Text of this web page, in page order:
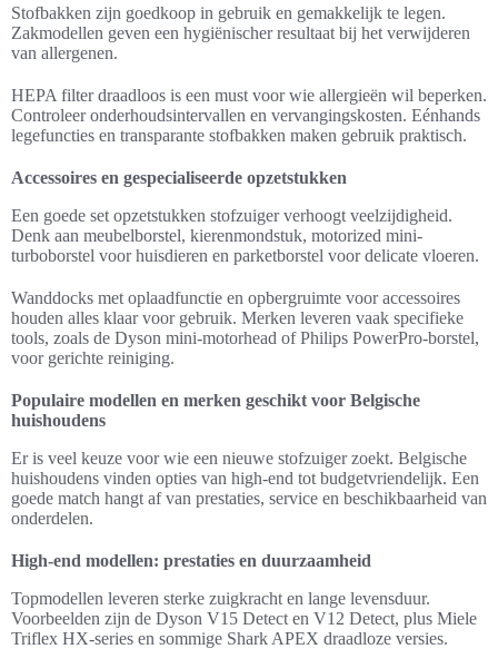
Stofbakken zijn goedkoop in gebruik en gemakkelijk te legen.
Zakmodellen geven een hygiënischer resultaat bij het verwijderen
van allergenen.
HEPA filter draadloos is een must voor wie allergieën wil beperken.
Controleer onderhoudsintervallen en vervangingskosten. Eénhands
legefuncties en transparante stofbakken maken gebruik praktisch.
Accessoires en gespecialiseerde opzetstukken
Een goede set opzetstukken stofzuiger verhoogt veelzijdigheid.
Denk aan meubelborstel, kierenmondstuk, motorized mini-
turboborstel voor huisdieren en parketborstel voor delicate vloeren.
Wanddocks met oplaadfunctie en opbergruimte voor accessoires
houden alles klaar voor gebruik. Merken leveren vaak specifieke
tools, zoals de Dyson mini-motorhead of Philips PowerPro-borstel,
voor gerichte reiniging.
Populaire modellen en merken geschikt voor Belgische
huishoudens
Er is veel keuze voor wie een nieuwe stofzuiger zoekt. Belgische
huishoudens vinden opties van high-end tot budgetvriendelijk. Een
goede match hangt af van prestaties, service en beschikbaarheid van
onderdelen.
High-end modellen: prestaties en duurzaamheid
Topmodellen leveren sterke zuigkracht en lange levensduur.
Voorbeelden zijn de Dyson V15 Detect en V12 Detect, plus Miele
Triflex HX-series en sommige Shark APEX draadloze versies.